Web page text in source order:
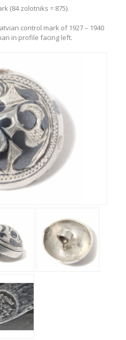
(84 zolotniks = 875).
control mark of 1927 – 1940
in profile facing left.